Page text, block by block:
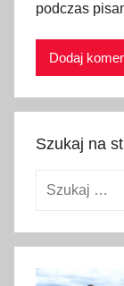
podczas
Szukaj na
Szukaj: